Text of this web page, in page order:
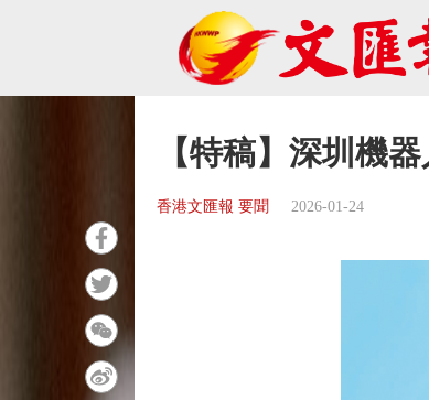
【特稿】深圳機
香港文匯報 要聞 2026-01-24